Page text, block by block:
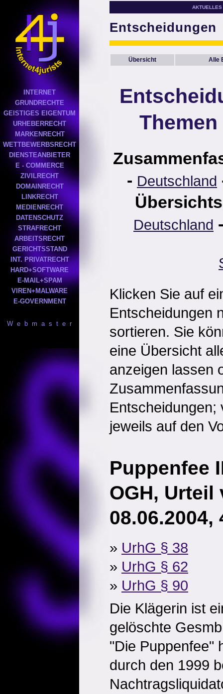
INTERNET
GRUNDRECHTE
GEISTIGES EIGENTUM
URHEBERRECHT
MARKENRECHT
WETTBEWERBSRECHT
DIENSTEANBIETER
E - COMMERCE
ZIVILRECHT
DOMAINRECHT
LINKRECHT
MEDIENRECHT
DATENSCHUTZ
STRAFRECHT
ARBEITSRECHT
GERICHTSSTAND
INT. PRIVATRECHT
HARD+SOFTWARE
E-MAIL+SPAM
VIREN+MALWARE
E-GOVERNMENT
W e b m a s t e r
AKTUELLES
Entscheidungen
Übersicht Alle
- Deutschland
Deutschland
Klicken Sie auf
Entscheidungen
sortieren. Sie
eine Übersicht
anzeigen lassen
Entscheidungen;
jeweils auf den
Puppenfee
OGH, Urteil
08.06.2004,
» UrhG § 38
» UrhG § 62
» UrhG § 90
Die Klägerin ist
gelöschte
"Die Puppenfee"
durch den 1999